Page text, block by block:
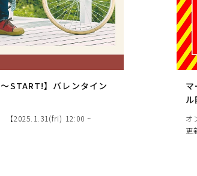
START!】バレンタイン
【2025.1.31(fri) 12:00 ~
オ
更
ご指定可能な時間帯は「午前中」、「14～16
時」、「18～20時」、「19～21時」となっ
※
ます。予めご了承下さい。
い場合はお問い合せよりご連絡下さい。
。